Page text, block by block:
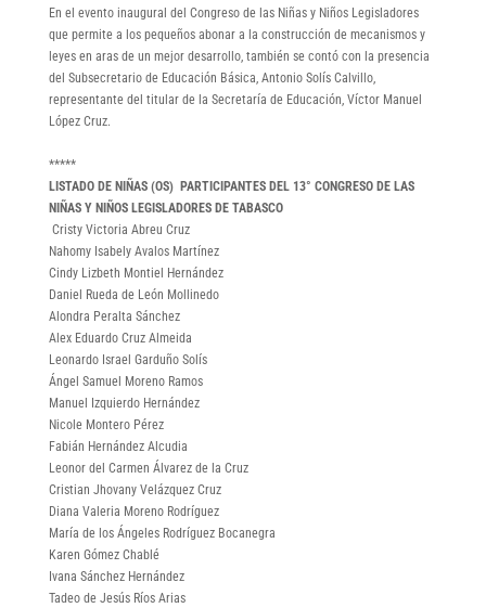
En el evento inaugural del Congreso de las Niñas y Niños Legisladores
que permite a los pequeños abonar a la construcción de mecanismos y
leyes en aras de un mejor desarrollo, también se contó con la presencia
del Subsecretario de Educación Básica, Antonio Solís Calvillo,
representante del titular de la Secretaría de Educación, Víctor Manuel
López Cruz.
*****
LISTADO DE NIÑAS (OS) PARTICIPANTES DEL 13° CONGRESO DE LAS
NIÑAS Y NIÑOS LEGISLADORES DE TABASCO
Cristy Victoria Abreu Cruz
Nahomy Isabely Avalos Martínez
Cindy Lizbeth Montiel Hernández
Daniel Rueda de León Mollinedo
Alondra Peralta Sánchez
Alex Eduardo Cruz Almeida
Leonardo Israel Garduño Solís
Ángel Samuel Moreno Ramos
Manuel Izquierdo Hernández
Nicole Montero Pérez
Fabián Hernández Alcudia
Leonor del Carmen Álvarez de la Cruz
Cristian Jhovany Velázquez Cruz
Diana Valeria Moreno Rodríguez
María de los Ángeles Rodríguez Bocanegra
Karen Gómez Chablé
Ivana Sánchez Hernández
Tadeo de Jesús Ríos Arias